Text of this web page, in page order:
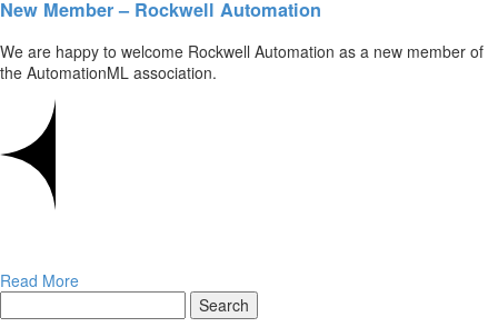
New Member – Rockwell Automation
We are happy to welcome Rockwell Automation as a new member of
the AutomationML association.
Read More
Search